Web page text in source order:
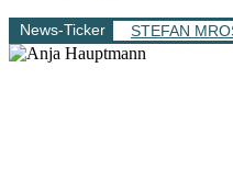
News-Ticker STEFAN